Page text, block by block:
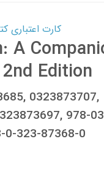
کارت اعتباری کتاب دانلود با
A
Edition
0323873707,
978-
0-323-87368-0